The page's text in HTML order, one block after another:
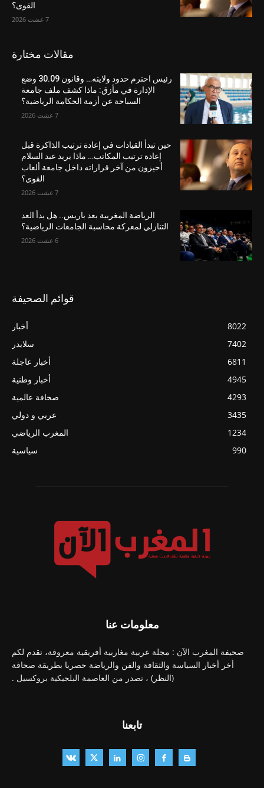
القوى؟
7 غشت 2026
مقالات مختارة
رئيس احترم حدود ولايته… وقانون 30.09 وضع
الإدارة في مأزق: ماذا كشف ملف جامعة
السباحة عن أزمة الحكامة الرياضية؟
7 غشت 2026
حين تبدأ القيادات في إعادة ترتيب الذاكرة قبل
إعادة ترتيب المكاتب… ماذا يريد عبد السلام
أحيزون من آخر قراراته داخل جامعة ألعاب
القوى؟
7 غشت 2026
الرياضة المغربية بعد باريس.. هل بدأ العد
التنازلي لمعركة محاسبة الجامعات الرياضية؟
6 غشت 2026
قوائم الصحيفة
أخبار
8022
سلايدر
7402
أخبار عاجلة
6811
أخبار وطنية
4945
صحافة عالمية
4293
عربي و دولي
3435
المغرب الرياضي
1234
سياسية
990
معلومات عنا
صحيفة المغرب الآن : مجلة عربية مغاربية أفريقية معروفة، تقدم لكم
أخر أخبار السياسة والثقافة والفن والرياضة حصريا بطريقة صحافة
(النظر) ، تصدر من العاصمة البلجيكية بروكسيل .
تابعنا